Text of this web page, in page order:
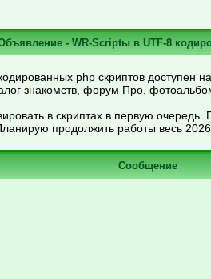
- WR-Scriptы в UTF-8
php скриптов доступен
знакомств, форум Про,
в скриптах в первую
продолжить работы весь 2026
Сообщение